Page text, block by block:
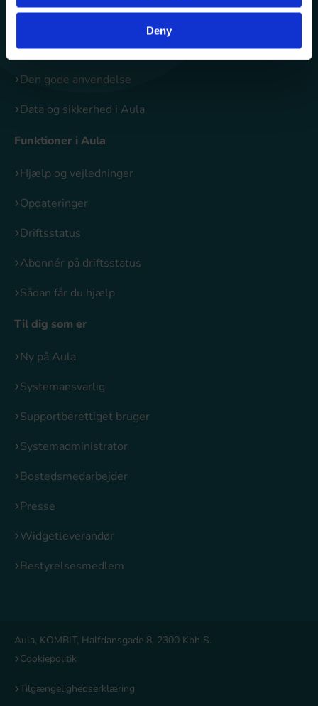
Deny
Økonomi
Den gode anvendelse
Data og sikkerhed i Aula
Funktioner i Aula
Hjælp og vejledninger
Opdateringer
Driftsstatus
Abonnér på driftsstatus
Sådan får du hjælp
Til dig som er
Ny på Aula
Systemansvarlig
Supportberettiget bruger
Systemadministrator
Bostedsmedarbejder
Presse
Widgetleverandør
Bestyrelsesmedlem
Aula, KOMBIT, Halfdansgade 8, 2300 Kbh S.
Cookiepolitik
Tilgængelighedserklæring